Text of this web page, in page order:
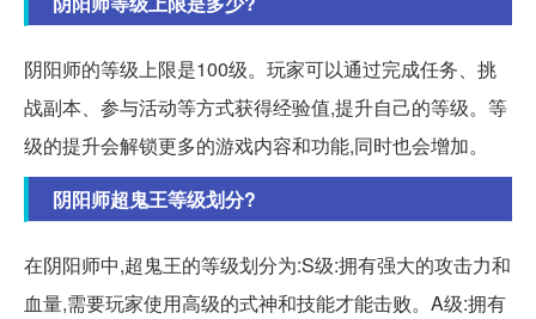
阴阳师的等级上限是100级。玩家可以通过完成任务、挑
战副本、参与活动等方式获得经验值,提升自己的等级。等
级的提升会解锁更多的游戏内容和功能,同时也会增加。
阴阳师超鬼王等级划分?
在阴阳师中,超鬼王的等级划分为:S级:拥有强大的攻击力和
血量,需要玩家使用高级的式神和技能才能击败。A级:拥有